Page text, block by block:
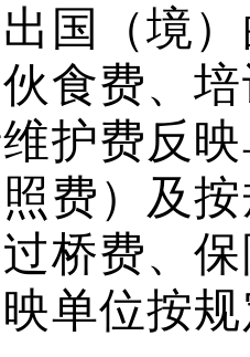
国（境
食费、
护费反
费）及
桥费、
单位按